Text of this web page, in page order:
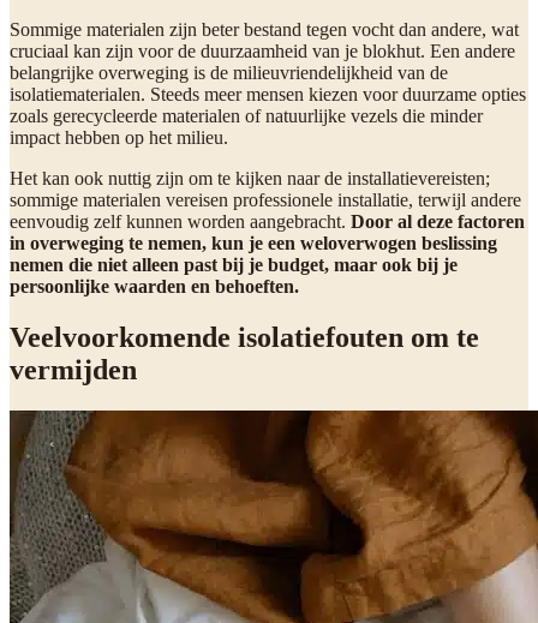
Sommige materialen zijn beter bestand tegen vocht dan andere, wat
cruciaal kan zijn voor de duurzaamheid van je blokhut. Een andere
belangrijke overweging is de milieuvriendelijkheid van de
isolatiematerialen. Steeds meer mensen kiezen voor duurzame opties
zoals gerecycleerde materialen of natuurlijke vezels die minder
impact hebben op het milieu.
Het kan ook nuttig zijn om te kijken naar de installatievereisten;
sommige materialen vereisen professionele installatie, terwijl andere
eenvoudig zelf kunnen worden aangebracht. Door al deze factoren
in overweging te nemen, kun je een weloverwogen beslissing
nemen die niet alleen past bij je budget, maar ook bij je
persoonlijke waarden en behoeften.
Veelvoorkomende isolatiefouten om te
vermijden